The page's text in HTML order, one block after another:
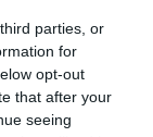
parties, or
for
opt-out
that after your
seeing